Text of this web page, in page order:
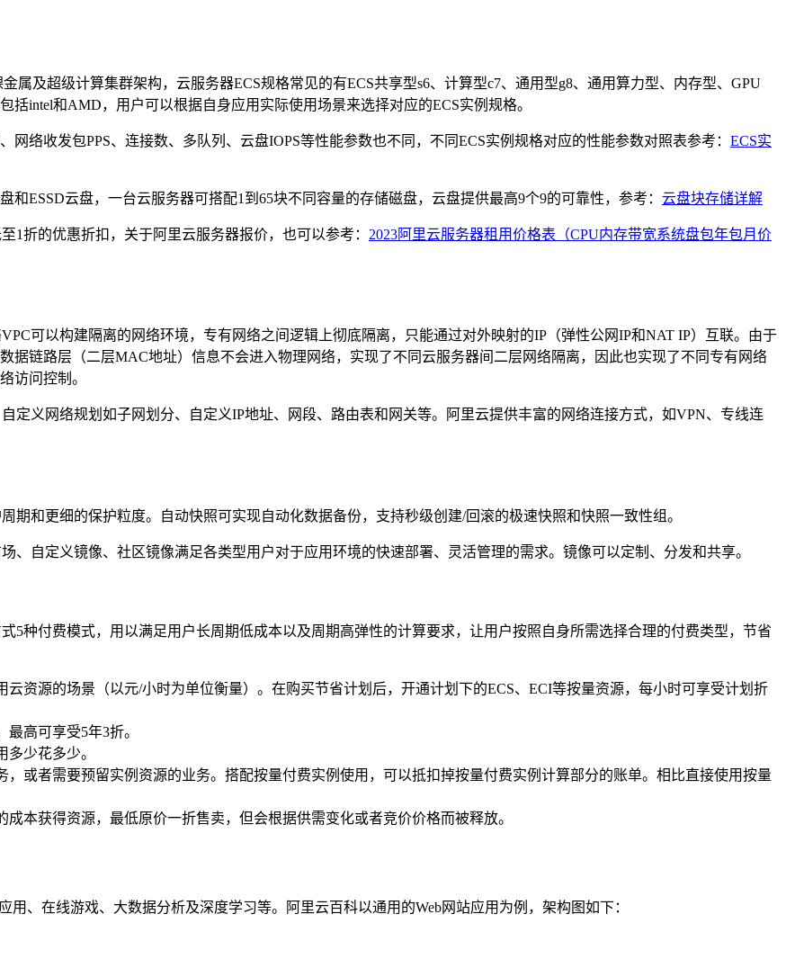
属及超级计算集群架构，云服务器ECS规格常见的有ECS共享型s6、计算型c7、通用型g8、通用算力型、内存型、GPU
intel和AMD，用户可以根据自身应用实际使用场景来选择对应的ECS实例规格。
络收发包PPS、连接数、多队列、云盘IOPS等性能参数也不同，不同ECS实例规格对应的性能参数对照表参考： ECS实
ESSD云盘，一台云服务器可搭配1到65块不同容量的存储磁盘，云盘提供最高9个9的可靠性，参考： 云盘块存储详解
1折的优惠折扣，关于阿里云服务器报价，也可以参考： 2023阿里云服务器租用价格表（CPU内存带宽系统盘包年包月价
可以构建隔离的网络环境，专有网络之间逻辑上彻底隔离，只能通过对外映射的IP（弹性公网IP和NAT IP）互联。由于
据链路层（二层MAC地址）信息不会进入物理网络，实现了不同云服务器间二层网络隔离，因此也实现了不同专有网络
访问控制。
定义网络规划如子网划分、自定义IP地址、网段、路由表和网关等。阿里云提供丰富的网络连接方式，如VPN、专线连
期和更细的保护粒度。自动快照可实现自动化数据备份，支持秒级创建/回滚的极速快照和快照一致性组。
、自定义镜像、社区镜像满足各类型用户对于应用环境的快速部署、灵活管理的需求。镜像可以定制、分发和共享。
5种付费模式，用以满足用户长周期低成本以及周期高弹性的计算要求，让用户按照自身所需选择合理的付费类型，节省
资源的场景（以元/小时为单位衡量）。在购买节省计划后，开通计划下的ECS、ECI等按量资源，每小时可享受计划折
高可享受5年3折。
少花多少。
或者需要预留实例资源的业务。搭配按量付费实例使用，可以抵扣掉按量付费实例计算部分的账单。相比直接使用按量
本获得资源，最低原价一折售卖，但会根据供需变化或者竞价价格而被释放。
、在线游戏、大数据分析及深度学习等。阿里云百科以通用的Web网站应用为例，架构图如下：